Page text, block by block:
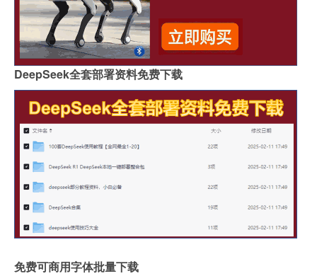
DeepSeek全套部署资料免费下载
免费可商用字体批量下载